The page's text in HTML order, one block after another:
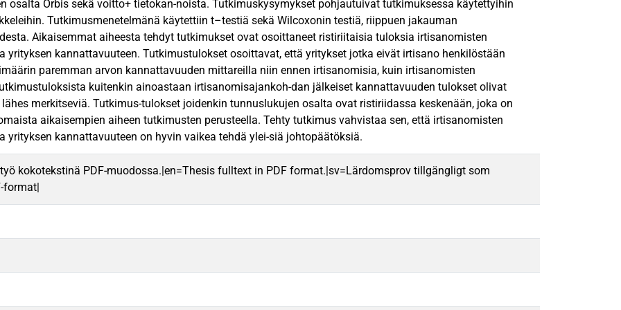
osalta Orbis sekä voitto+ tietokan-noista. Tutkimuskysymykset pohjautuivat tutkimuksessa käytettyihin
Tutkimusmenetelmänä käytettiin t–testiä sekä Wilcoxonin testiä, riippuen jakauman
Aikaisemmat aiheesta tehdyt tutkimukset ovat osoittaneet ristiriitaisia tuloksia irtisanomisten
yrityksen kannattavuuteen. Tutkimustulokset osoittavat, että yritykset jotka eivät irtisano henkilöstään
paremman arvon kannattavuuden mittareilla niin ennen irtisanomisia, kuin irtisanomisten
kuitenkin ainoastaan irtisanomisajankoh-dan jälkeiset kannattavuuden tulokset olivat
merkitseviä. Tutkimus-tulokset joidenkin tunnuslukujen osalta ovat ristiriidassa keskenään, joka on
aikaisempien aiheen tutkimusten perusteella. Tehty tutkimus vahvistaa sen, että irtisanomisten
yrityksen kannattavuuteen on hyvin vaikea tehdä ylei-siä johtopäätöksiä.
kokotekstinä PDF-muodossa.|en=Thesis fulltext in PDF format.|sv=Lärdomsprov tillgängligt som
format|